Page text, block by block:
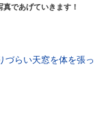
であげていきます！
づらい天窓を体を張っ